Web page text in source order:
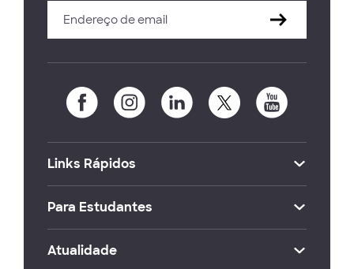
Links Rápidos
Para Estudantes
Atualidade